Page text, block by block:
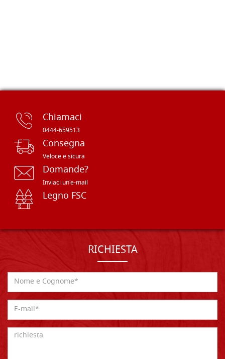
Chiamaci
0444-659513
Consegna
Veloce e sicura
Domande?
Inviaci un'e-mail
Legno FSC
RICHIESTA